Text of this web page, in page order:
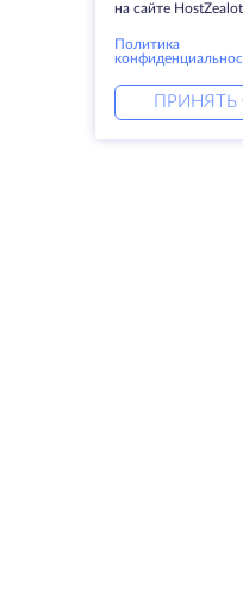
на сайте
Политика
ПРИНЯТЬ